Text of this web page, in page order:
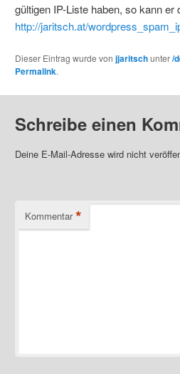
gültigen IP-Liste haben, so kann er
http://jaritsch.at/
Dieser Eintrag wurde von jjaritschunter/
Permalink.
Schreibe einen
Deine E-Mail-Adresse wird nicht
Kommentar *